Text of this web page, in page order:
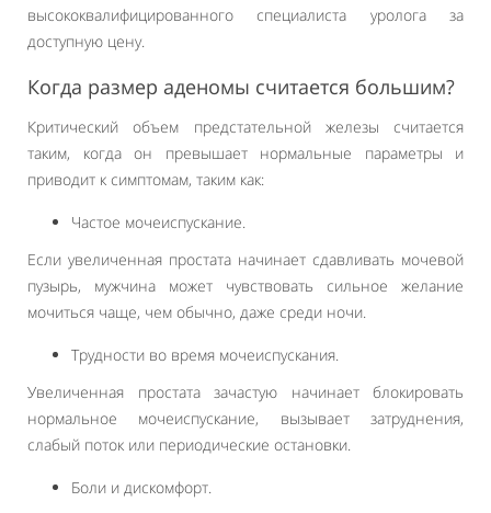
высококвалифицированного специалиста уролога за
доступную цену.
Когда размер аденомы считается большим?
Критический объем предстательной железы считается
таким, когда он превышает нормальные параметры и
приводит к симптомам, таким как:
Частое мочеиспускание.
Если увеличенная простата начинает сдавливать мочевой
пузырь, мужчина может чувствовать сильное желание
мочиться чаще, чем обычно, даже среди ночи.
Трудности во время мочеиспускания.
Увеличенная простата зачастую начинает блокировать
нормальное мочеиспускание, вызывает затруднения,
слабый поток или периодические остановки.
Боли и дискомфорт.